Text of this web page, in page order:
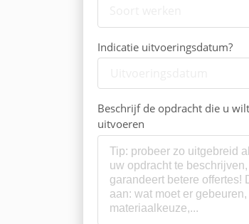
Indicatie uitvoeringsdatum?
Beschrijf de opdracht die u
uitvoeren